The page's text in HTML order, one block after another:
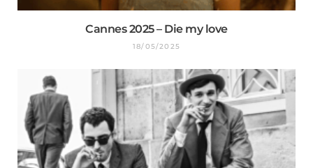
Cannes 2025 – Die my love
18/05/2025